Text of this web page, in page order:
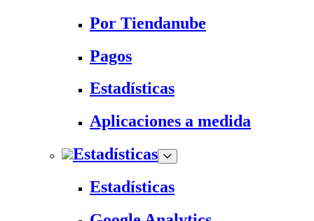
Por Tiendanube
Pagos
Estadísticas
Aplicaciones a medida
Estadísticas
Estadísticas